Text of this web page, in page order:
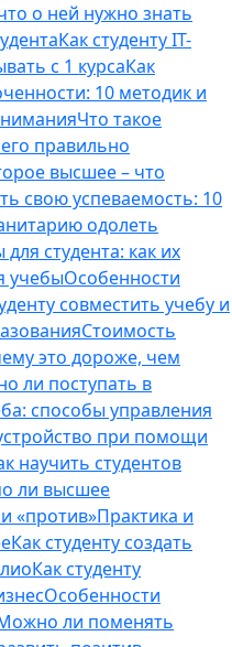
о ней нужно знать
Как студенту IT-
с 1 курсаКак
10 методик и
Что такое
правильно
высшее – что
свою успеваемость: 10
одолеть
студента: как их
учебыОсобенности
совместить учебу и
Стоимость
это дороже, чем
ли поступать в
способы управления
при помощи
научить студентов
ли высшее
«против»Практика и
Как студенту создать
Как студенту
Особенности
ли поменять